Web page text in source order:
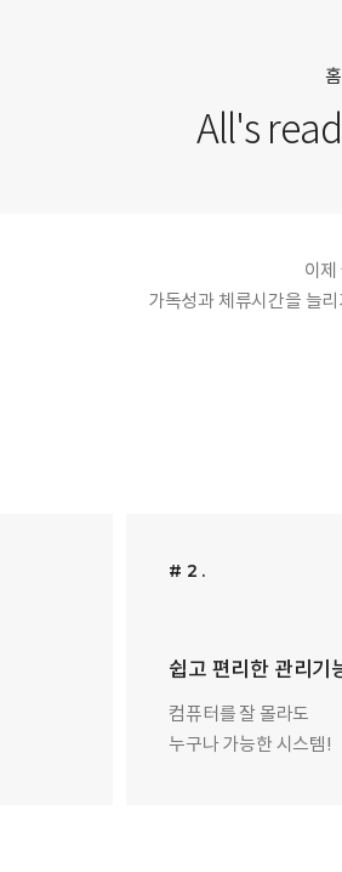
All's
이
가독성과 체류시간을 늘
# 2 .
쉽고 편리한 관리기
컴퓨터를 잘 몰라도
누구나 가능한 시스템!